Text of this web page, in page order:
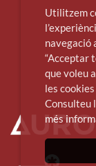
Utilitzem
navegació
“Acceptar
que voleu
les
Consulteu
més